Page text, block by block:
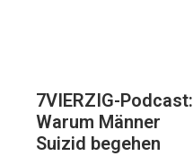
7VIERZIG-Podcast:
Warum Männer
Suizid begehen